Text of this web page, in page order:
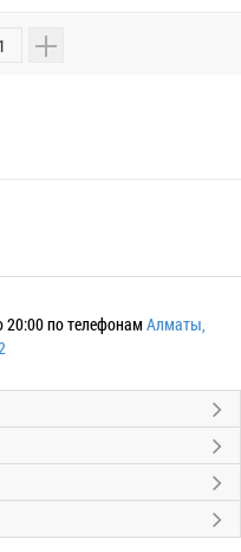
20:00 по телефонамАлматы,